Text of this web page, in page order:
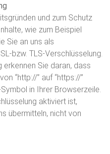
und zum Schutz
wie zum Beispiel
Sie an uns als
bzw. TLS-Verschlüsselung.
erkennen Sie daran, dass
“http://” auf “https://”
in Ihrer Browserzeile.
aktiviert ist,
übermitteln, nicht von